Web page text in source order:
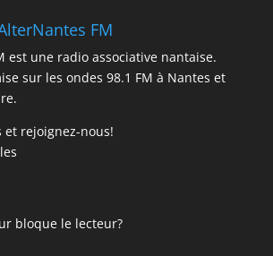
FM
est une radio associative nantaise.
sur les ondes 98.1 FM à Nantes et
et rejoignez-nous!
bloque le lecteur?